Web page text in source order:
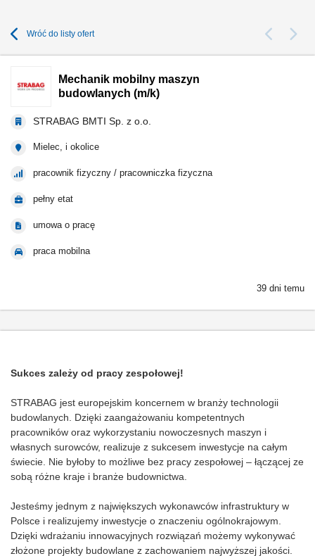
Wróć do listy ofert
Mechanik mobilny maszyn
budowlanych (m/k)
STRABAG BMTI Sp. z o.o.
Mielec, i okolice
pracownik fizyczny / pracowniczka fizyczna
pełny etat
umowa o pracę
praca mobilna
39 dni temu
Sukces zależy od pracy zespołowej!
STRABAG jest europejskim koncernem w branży technologii
budowlanych. Dzięki zaangażowaniu kompetentnych
pracowników oraz wykorzystaniu nowoczesnych maszyn i
własnych surowców, realizuje z sukcesem inwestycje na całym
świecie. Nie byłoby to możliwe bez pracy zespołowej – łączącej ze
sobą różne kraje i branże budownictwa.
Jesteśmy jednym z największych wykonawców infrastruktury w
Polsce i realizujemy inwestycje o znaczeniu ogólnokrajowym.
Dzięki wdrażaniu innowacyjnych rozwiązań możemy wykonywać
złożone projekty budowlane z zachowaniem najwyższej jakości.